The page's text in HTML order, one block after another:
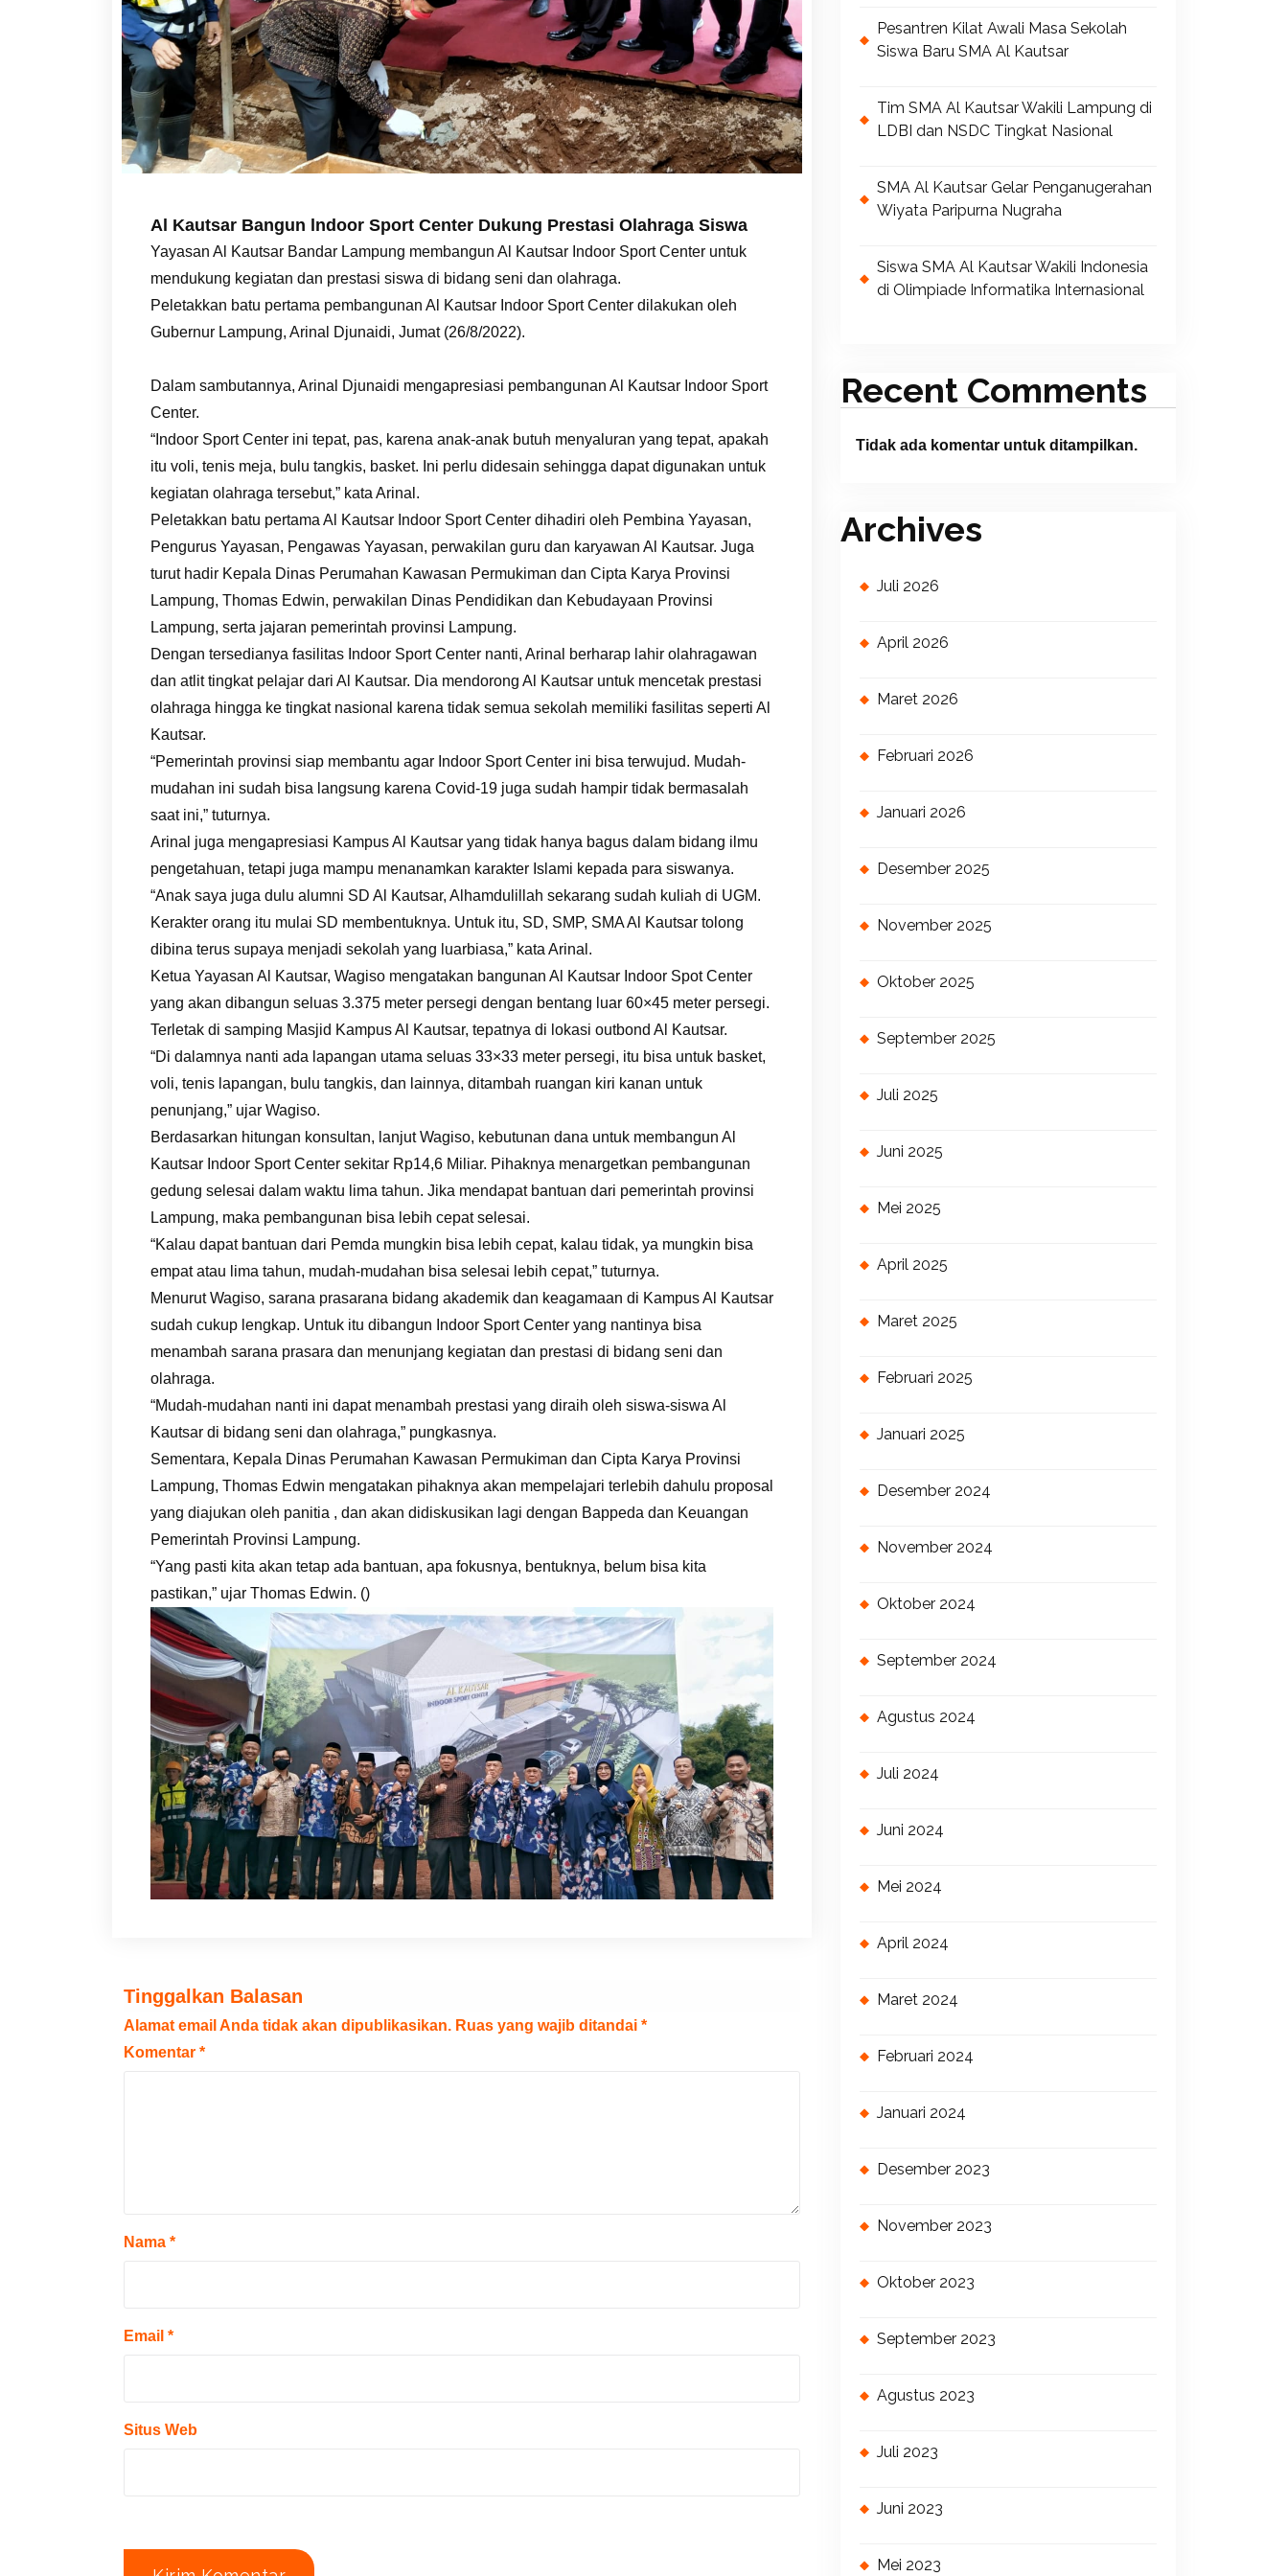
Al Kautsar Bangun lndoor Sport Center Dukung Prestasi Olahraga Siswa
Yayasan Al Kautsar Bandar Lampung membangun Al Kautsar Indoor Sport Center untuk
mendukung kegiatan dan prestasi siswa di bidang seni dan olahraga.
Peletakkan batu pertama pembangunan Al Kautsar Indoor Sport Center dilakukan oleh
Gubernur Lampung, Arinal Djunaidi, Jumat (26/8/2022).
Dalam sambutannya, Arinal Djunaidi mengapresiasi pembangunan Al Kautsar Indoor Sport
Center.
“Indoor Sport Center ini tepat, pas, karena anak-anak butuh menyaluran yang tepat, apakah
itu voli, tenis meja, bulu tangkis, basket. Ini perlu didesain sehingga dapat digunakan untuk
kegiatan olahraga tersebut,” kata Arinal.
Peletakkan batu pertama Al Kautsar Indoor Sport Center dihadiri oleh Pembina Yayasan,
Pengurus Yayasan, Pengawas Yayasan, perwakilan guru dan karyawan Al Kautsar. Juga
turut hadir Kepala Dinas Perumahan Kawasan Permukiman dan Cipta Karya Provinsi
Lampung, Thomas Edwin, perwakilan Dinas Pendidikan dan Kebudayaan Provinsi
Lampung, serta jajaran pemerintah provinsi Lampung.
Dengan tersedianya fasilitas Indoor Sport Center nanti, Arinal berharap lahir olahragawan
dan atlit tingkat pelajar dari Al Kautsar. Dia mendorong Al Kautsar untuk mencetak prestasi
olahraga hingga ke tingkat nasional karena tidak semua sekolah memiliki fasilitas seperti Al
Kautsar.
“Pemerintah provinsi siap membantu agar Indoor Sport Center ini bisa terwujud. Mudah-
mudahan ini sudah bisa langsung karena Covid-19 juga sudah hampir tidak bermasalah
saat ini,” tuturnya.
Arinal juga mengapresiasi Kampus Al Kautsar yang tidak hanya bagus dalam bidang ilmu
pengetahuan, tetapi juga mampu menanamkan karakter Islami kepada para siswanya.
“Anak saya juga dulu alumni SD Al Kautsar, Alhamdulillah sekarang sudah kuliah di UGM.
Kerakter orang itu mulai SD membentuknya. Untuk itu, SD, SMP, SMA Al Kautsar tolong
dibina terus supaya menjadi sekolah yang luarbiasa,” kata Arinal.
Ketua Yayasan Al Kautsar, Wagiso mengatakan bangunan Al Kautsar Indoor Spot Center
yang akan dibangun seluas 3.375 meter persegi dengan bentang luar 60×45 meter persegi.
Terletak di samping Masjid Kampus Al Kautsar, tepatnya di lokasi outbond Al Kautsar.
“Di dalamnya nanti ada lapangan utama seluas 33×33 meter persegi, itu bisa untuk basket,
voli, tenis lapangan, bulu tangkis, dan lainnya, ditambah ruangan kiri kanan untuk
penunjang,” ujar Wagiso.
Berdasarkan hitungan konsultan, lanjut Wagiso, kebutunan dana untuk membangun Al
Kautsar Indoor Sport Center sekitar Rp14,6 Miliar. Pihaknya menargetkan pembangunan
gedung selesai dalam waktu lima tahun. Jika mendapat bantuan dari pemerintah provinsi
Lampung, maka pembangunan bisa lebih cepat selesai.
“Kalau dapat bantuan dari Pemda mungkin bisa lebih cepat, kalau tidak, ya mungkin bisa
empat atau lima tahun, mudah-mudahan bisa selesai lebih cepat,” tuturnya.
Menurut Wagiso, sarana prasarana bidang akademik dan keagamaan di Kampus Al Kautsar
sudah cukup lengkap. Untuk itu dibangun Indoor Sport Center yang nantinya bisa
menambah sarana prasara dan menunjang kegiatan dan prestasi di bidang seni dan
olahraga.
“Mudah-mudahan nanti ini dapat menambah prestasi yang diraih oleh siswa-siswa Al
Kautsar di bidang seni dan olahraga,” pungkasnya.
Sementara, Kepala Dinas Perumahan Kawasan Permukiman dan Cipta Karya Provinsi
Lampung, Thomas Edwin mengatakan pihaknya akan mempelajari terlebih dahulu proposal
yang diajukan oleh panitia , dan akan didiskusikan lagi dengan Bappeda dan Keuangan
Pemerintah Provinsi Lampung.
“Yang pasti kita akan tetap ada bantuan, apa fokusnya, bentuknya, belum bisa kita
pastikan,” ujar Thomas Edwin. ()
Tinggalkan Balasan
Alamat email Anda tidak akan dipublikasikan. Ruas yang wajib ditandai *
Komentar *
Nama *
Email *
Situs Web
Pesantren Kilat Awali Masa Sekolah
Siswa Baru SMA Al Kautsar
Tim SMA Al Kautsar Wakili Lampung di
LDBI dan NSDC Tingkat Nasional
SMA Al Kautsar Gelar Penganugerahan
Wiyata Paripurna Nugraha
Siswa SMA Al Kautsar Wakili Indonesia
di Olimpiade Informatika Internasional
Recent Comments
Tidak ada komentar untuk ditampilkan.
Archives
Juli 2026
April 2026
Maret 2026
Februari 2026
Januari 2026
Desember 2025
November 2025
Oktober 2025
September 2025
Juli 2025
Juni 2025
Mei 2025
April 2025
Maret 2025
Februari 2025
Januari 2025
Desember 2024
November 2024
Oktober 2024
September 2024
Agustus 2024
Juli 2024
Juni 2024
Mei 2024
April 2024
Maret 2024
Februari 2024
Januari 2024
Desember 2023
November 2023
Oktober 2023
September 2023
Agustus 2023
Juli 2023
Juni 2023
Mei 2023